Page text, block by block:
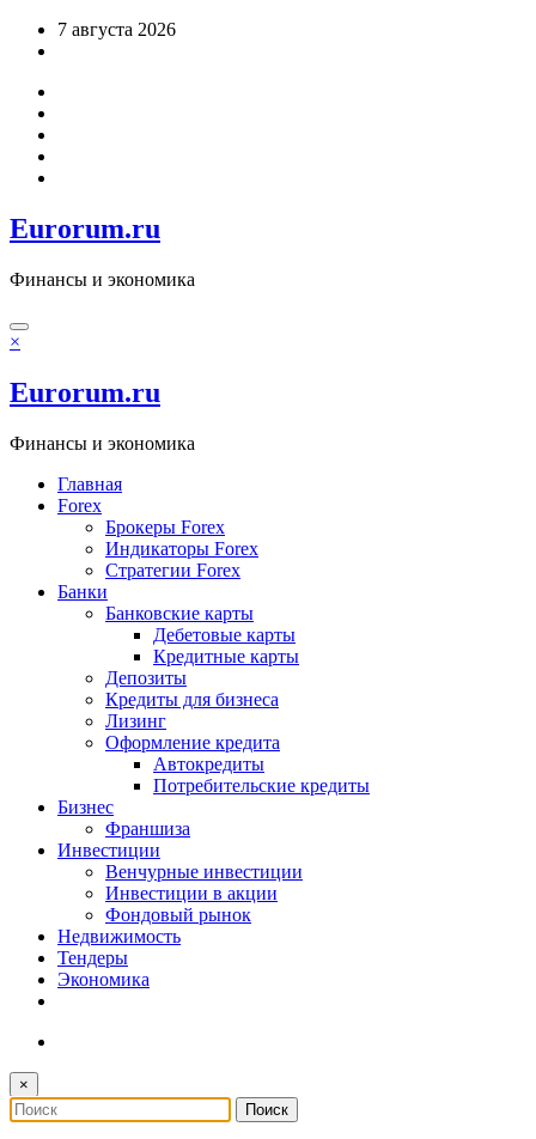
Перейти7 августа 2026
Eurorum.ru
Финансы и экономика
×
Eurorum.ru
Финансы и экономика
Главная
Forex
Брокеры Forex
Индикаторы Forex
Стратегии Forex
Банки
Банковские карты
Дебетовые карты
Кредитные карты
Депозиты
Кредиты для бизнеса
Лизинг
Оформление кредита
Автокредиты
Потребительские кредиты
Бизнес
Франшиза
Инвестиции
Венчурные инвестиции
Инвестиции в акции
Фондовый рынок
Недвижимость
Тендеры
Экономика
×